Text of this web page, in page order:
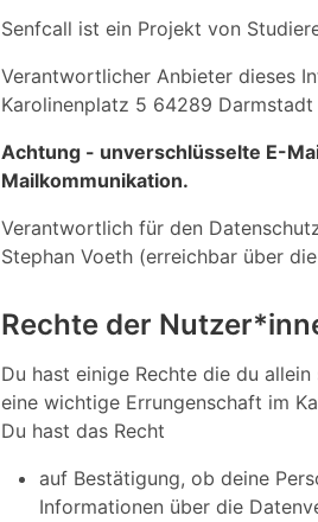
Senfcall ist ein Projekt von
Verantwortlicher Anbieter dieses
Karolinenplatz 5 64289
Achtung - unverschlüsselte E-
Mailkommunikation.
Verantwortlich für den
Stephan Voeth (erreichbar über
Rechte der
Du hast einige Rechte die du
eine wichtige Errungenschaft im
Du hast das Recht
auf Bestätigung, ob deine
Informationen über die